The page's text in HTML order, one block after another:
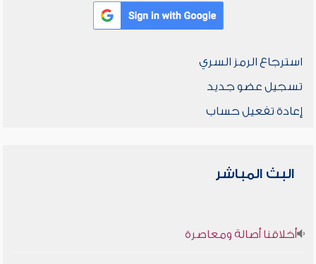
استرجاع الرمز السري
تسجيل عضو جديد
إعادة تفعيل حساب
البث المباشر
أخلاقنا أصالة ومعاصرة